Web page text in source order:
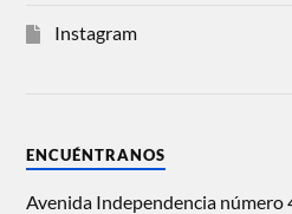
Instagram
ENCUÉNTRANOS
Avenida Independencia número